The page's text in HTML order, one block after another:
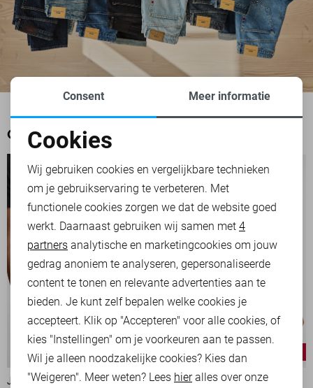
OOK HET BEKIJKEN WAARD
-20%
JACK & JONES RIEM JACK & JONES RIEM
Noodzakelijke cookies
Personalisatie cookies
Analytische cookies
Marketing cookies
Consent Meer informatie
Cookies
Wij gebruiken cookies en vergelijkbare technieken
om je gebruikservaring te verbeteren. Met
functionele cookies zorgen we dat de website goed
werkt. Daarnaast gebruiken wij samen met 4
partners analytische en marketingcookies om jouw
gedrag anoniem te analyseren, gepersonaliseerde
content te tonen en relevante advertenties aan te
bieden. Je kunt zelf bepalen welke cookies je
accepteert. Klik op "Accepteren" voor alle cookies, of
kies "Instellingen" om je voorkeuren aan te passen.
Wil je alleen noodzakelijke cookies? Kies dan
"Weigeren". Meer weten? Lees hieralles over onze